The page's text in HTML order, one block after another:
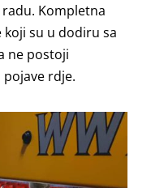
Kompletna
koji su u dodiru sa
ne postoji
rdje.